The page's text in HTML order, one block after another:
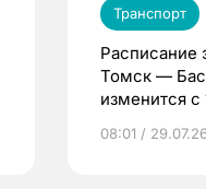
Транспорт
Расписание
Томск —
изменится с
08:01 / 29.07.26